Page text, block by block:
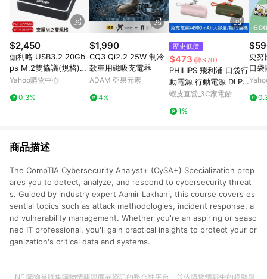
$2,450
伽利略 USB3.2 20Gb
ps M.2雙協議(規格)
對拷(拷貝)機 (DMC32
Yahoo購物中心
0.3%
$1,990
CQ3 Qi2.2 25W 制冷
款車用磁吸充電器
ADAM 亞果元素
4%
歷史低價
$473 (降$70)
PHILIPS 飛利浦 口袋行
動電源 行動電源 DLP2
550 現貨 廠商直送
蝦皮直營_3C家電館
1%
史努
口袋
E-
商品描述
The CompTIA Cybersecurity Analyst+ (CySA+) Specialization prep
ares you to detect, analyze, and respond to cybersecurity threat
s. Guided by industry expert Aamir Lakhani, this course covers es
sential topics such as attack methodologies, incident response, a
nd vulnerability management. Whether you're an aspiring or seaso
ned IT professional, you'll gain practical insights to protect your or
ganization's critical data and systems.
LINE 購物是匯集購物情報與商品資訊的整合性平台，並依購物情報中的趨勢與